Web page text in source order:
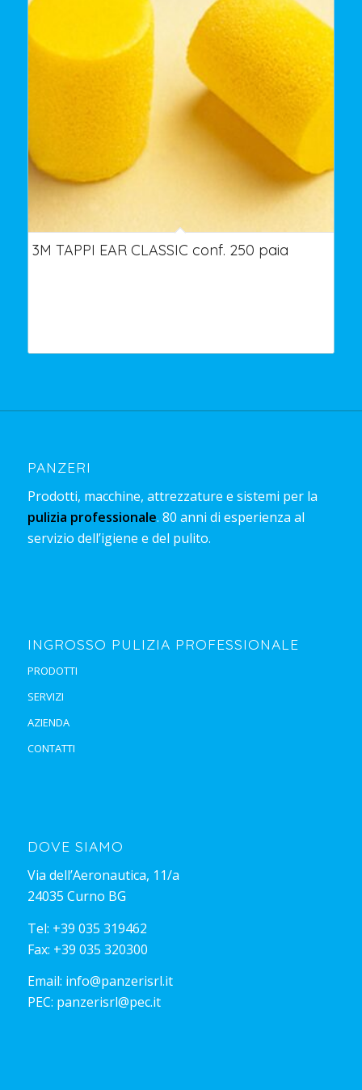
3M TAPPI EAR CLASSIC conf. 250 paia
PANZERI
Prodotti, macchine, attrezzature e sistemi per la
pulizia professionale. 80 anni di esperienza al
servizio dell’igiene e del pulito.
INGROSSO PULIZIA PROFESSIONALE
PRODOTTI
SERVIZI
AZIENDA
CONTATTI
DOVE SIAMO
Via dell’Aeronautica, 11/a
24035 Curno BG
Tel: +39 035 319462
Fax: +39 035 320300
Email: info@panzerisrl.it
PEC: panzerisrl@pec.it